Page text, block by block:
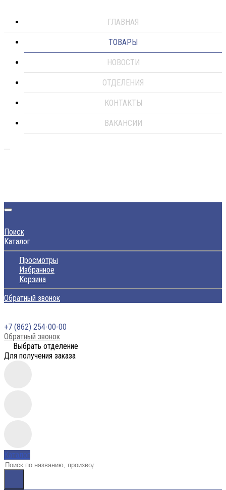
ГЛАВНАЯ
ТОВАРЫ
НОВОСТИ
ОТДЕЛЕНИЯ
КОНТАКТЫ
ВАКАНСИИ
Поиск
Каталог
Просмотры
Избранное
Корзина
Обратный звонок
+7 (862) 254-00-00
Обратный звонок
Выбрать отделение
Для получения заказа
Каталог